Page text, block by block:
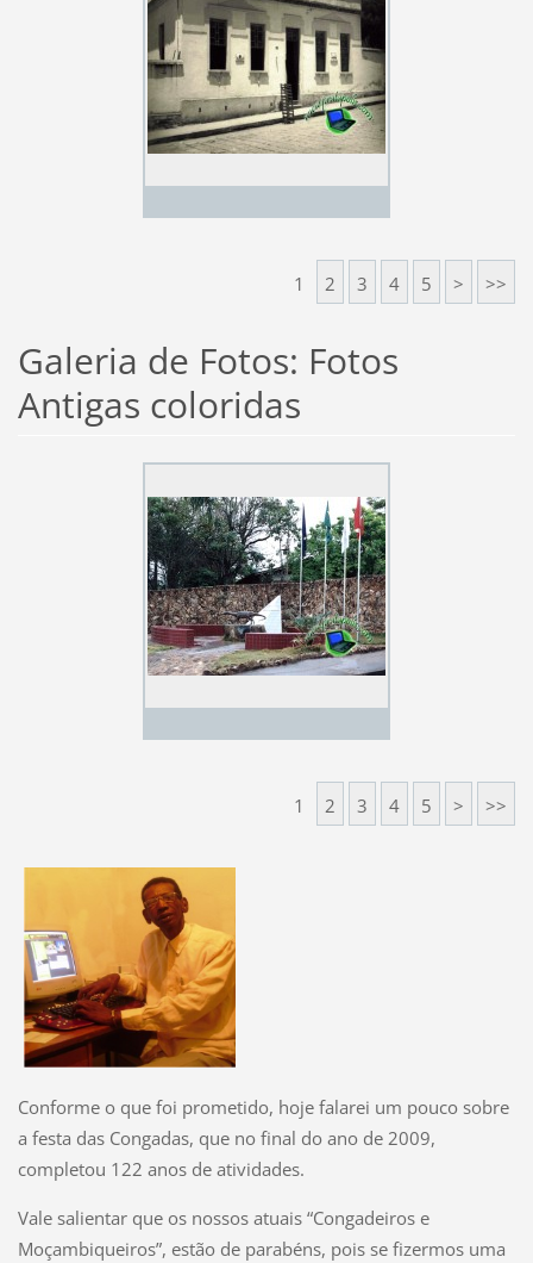
1 2 3 4 5 > >>
Galeria de Fotos: Fotos
Antigas coloridas
1 2 3 4 5 > >>
Conforme o que foi prometido, hoje falarei um pouco sobre
a festa das Congadas, que no final do ano de 2009,
completou 122 anos de atividades.
Vale salientar que os nossos atuais “Congadeiros e
Moçambiqueiros”, estão de parabéns, pois se fizermos uma